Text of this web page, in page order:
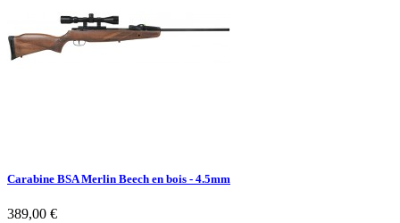
Carabine BSA Merlin Beech en bois - 4.5mm
389,00 €